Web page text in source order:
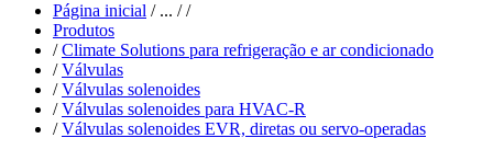
Página inicial /... / /
Produtos
/ Climate Solutions para refrigeração e ar condicionado
/ Válvulas
/ Válvulas solenoides
/ Válvulas solenoides para HVAC-R
/ Válvulas solenoides EVR, diretas ou servo-operadas